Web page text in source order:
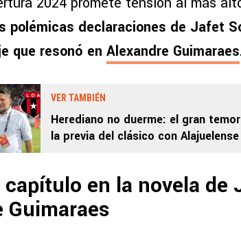
polémicas declaraciones de Jafet
que resonó en Alexandre Guimaraes
VER TAMBIÉN
Herediano no duerme: el gran
la previa del clásico con Alajuelense
capítulo en la novela de
Guimaraes